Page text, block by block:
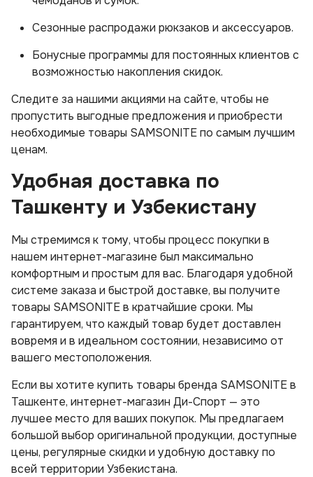
Сезонные распродажи рюкзаков и аксессуаров.
Бонусные программы для постоянных клиентов с
возможностью накопления скидок.
Следите за нашими акциями на сайте, чтобы не
пропустить выгодные предложения и приобрести
необходимые товары SAMSONITE по самым лучшим
ценам.
Удобная доставка по
Ташкенту и Узбекистану
Мы стремимся к тому, чтобы процесс покупки в
нашем интернет-магазине был максимально
комфортным и простым для вас. Благодаря удобной
системе заказа и быстрой доставке, вы получите
товары SAMSONITE в кратчайшие сроки. Мы
гарантируем, что каждый товар будет доставлен
вовремя и в идеальном состоянии, независимо от
вашего местоположения.
Если вы хотите купить товары бренда SAMSONITE в
Ташкенте, интернет-магазин Ди-Спорт — это
лучшее место для ваших покупок. Мы предлагаем
большой выбор оригинальной продукции, доступные
цены, регулярные скидки и удобную доставку по
всей территории Узбекистана.